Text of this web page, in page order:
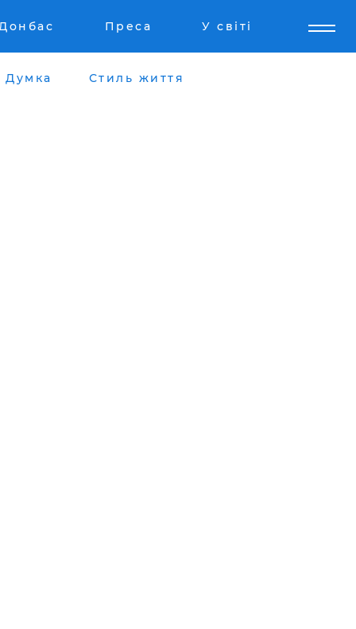
Преса У світі
Думка Стиль життя